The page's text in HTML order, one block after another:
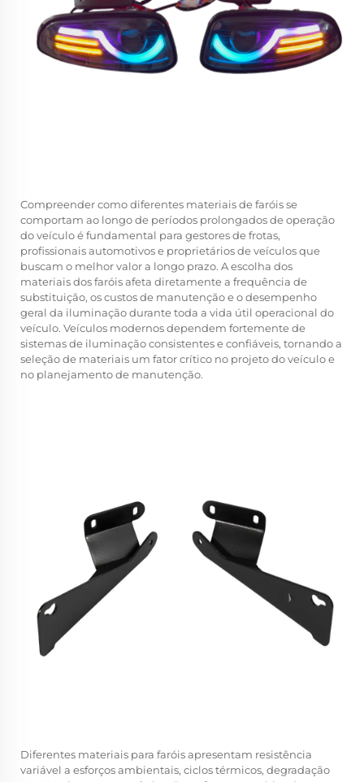
Compreender como diferentes materiais de faróis se
comportam ao longo de períodos prolongados de operação
do veículo é fundamental para gestores de frotas,
profissionais automotivos e proprietários de veículos que
buscam o melhor valor a longo prazo. A escolha dos
materiais dos faróis afeta diretamente a frequência de
substituição, os custos de manutenção e o desempenho
geral da iluminação durante toda a vida útil operacional do
veículo. Veículos modernos dependem fortemente de
sistemas de iluminação consistentes e confiáveis, tornando a
seleção de materiais um fator crítico no projeto do veículo e
no planejamento de manutenção.
Diferentes materiais para faróis apresentam resistência
variável a esforços ambientais, ciclos térmicos, degradação